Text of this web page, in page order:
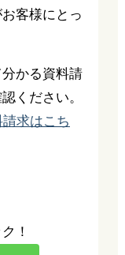
客様にとっ
かる資料請
ください。
求はこち
！